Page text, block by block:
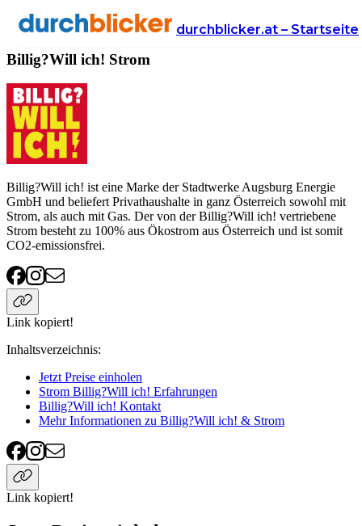
durchblicker.at – Startseite
Anbieter Energie strom Billig?Will ich!
Billig?Will ich! Strom
Billig?Will ich! ist eine Marke der Stadtwerke Augsburg Energie
GmbH und beliefert Privathaushalte in ganz Österreich sowohl mit
Strom, als auch mit Gas. Der von der Billig?Will ich! vertriebene
Strom besteht zu 100% aus Ökostrom aus Österreich und ist somit
CO2-emissionsfrei.
Link kopiert!
Inhaltsverzeichnis:
Jetzt Preise einholen
Strom Billig?Will ich! Erfahrungen
Billig?Will ich! Kontakt
Mehr Informationen zu Billig?Will ich! & Strom
Link kopiert!